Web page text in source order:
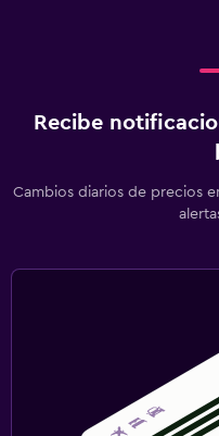
Recibe
Cambios diarios de precios